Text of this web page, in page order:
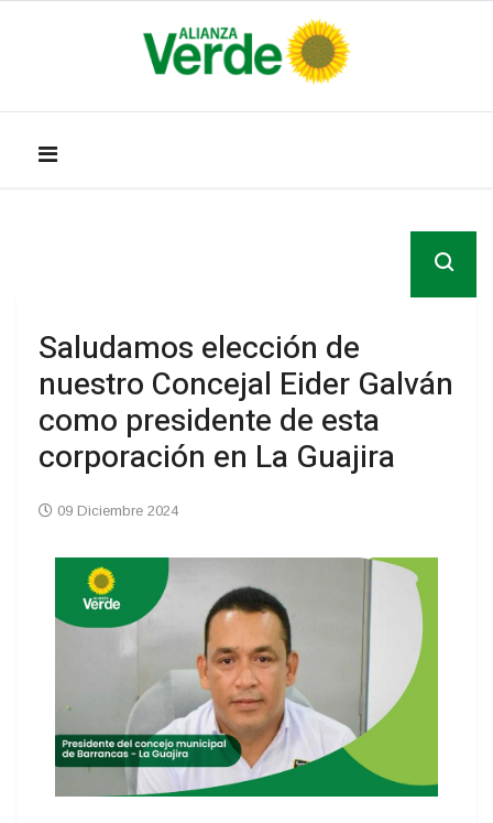
Saludamos elección de
nuestro Concejal Eider Galván
como presidente de esta
corporación en La Guajira
09 Diciembre 2024